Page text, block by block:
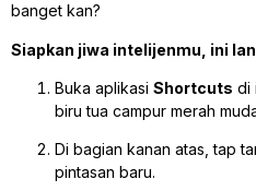
banget kan?
Siapkan jiwa intelijenmu, ini
Buka aplikasi Shortcuts di
biru tua campur merah
Di bagian kanan atas, tap
pintasan baru.